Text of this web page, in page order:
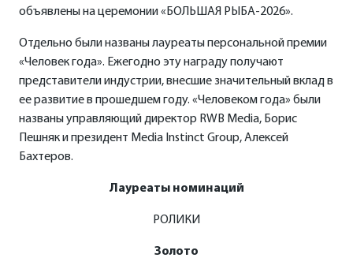
объявлены на церемонии «БОЛЬШАЯ РЫБА-2026».
Отдельно были названы лауреаты персональной премии
«Человек года». Ежегодно эту награду получают
представители индустрии, внесшие значительный вклад в
ее развитие в прошедшем году. «Человеком года» были
названы управляющий директор RWB Media, Борис
Пешняк и президент Media Instinct Group, Алексей
Бахтеров.
Лауреаты номинаций
РОЛИКИ
Золото